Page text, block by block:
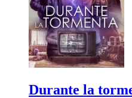
Durante la